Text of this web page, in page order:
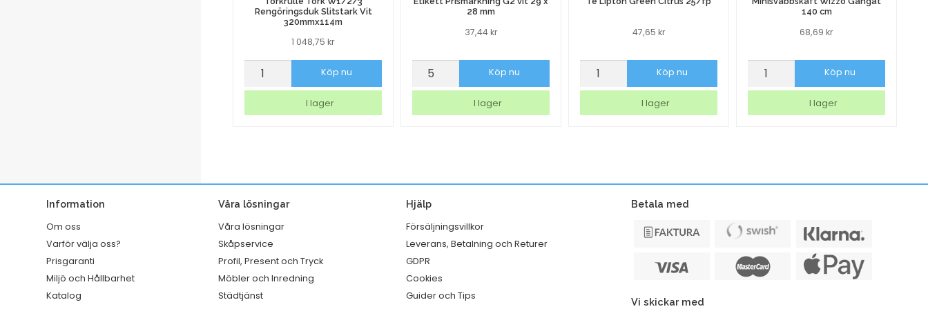
mängd
Rengöringsduk Slitstark Vit
320mmx114m
1 048,75kr
Torkrulle
Rengöringsduk
mängd
Köp nu
I lager
28 mm
37,44kr
Etikett
Prismärkning
vit
mm
mängd
Köp nu
I lager
47,65 kr
Citrus
Köp nu
I lager
140 cm
68,69kr
Minisvabbskaft
140
Köp nu
I lager
Information
Om oss
Varför välja oss?
Prisgaranti
Miljö och Hållbarhet
Katalog
Våra lösningar
Våra lösningar
Skåpservice
Profil, Present och Tryck
Möbler och Inredning
Städtjänst
Hjälp
Försäljningsvillkor
Leverans, Betalning och Returer
GDPR
Cookies
Guider och Tips
Betala med
Vi skickar med